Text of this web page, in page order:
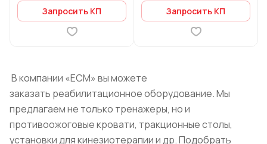
Запросить КП Запросить КП
В компании «ЕСМ» вы можете
заказать реабилитационное оборудование. Мы
предлагаем не только тренажеры, но и
противоожоговые кровати, тракционные столы,
установки для кинезиотерапии и др. Подобрать